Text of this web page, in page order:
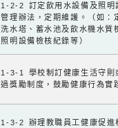
1-2-2 訂定飲用水設備及照明
管理辦法，定期維護。（如：
洗水塔、蓄水池及飲水機水質
照明設備檢核紀錄等）
1-3-1 學校制訂健康生活守則
過獎勵制度，鼓勵健康行為實
1-3-2 辦理教職員工健康促進